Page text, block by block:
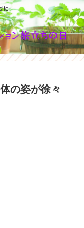
の姿が徐々